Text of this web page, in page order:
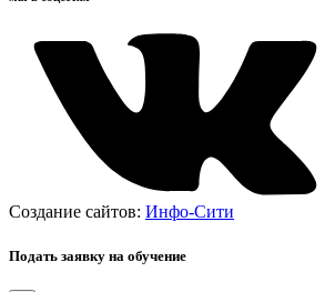
Создание сайтов: Инфо-Сити
Подать заявку на обучение